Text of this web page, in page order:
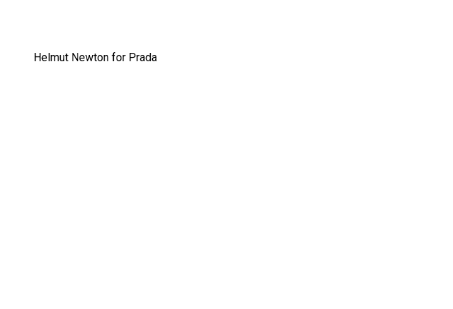
Helmut Newton for Prada